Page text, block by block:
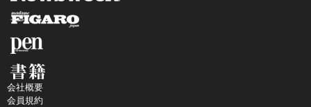
会社概要
会員規約